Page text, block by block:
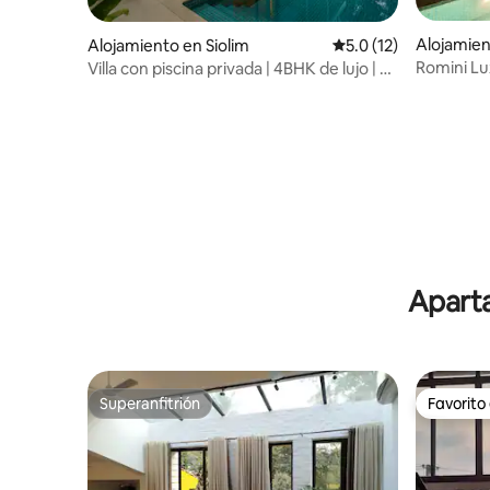
Alojamiento en Siolim Calificación
5.0 (12)
Villa con piscina privada | 4BHK de lujo | El
Romini
Superanfitrión
Superanfitrión